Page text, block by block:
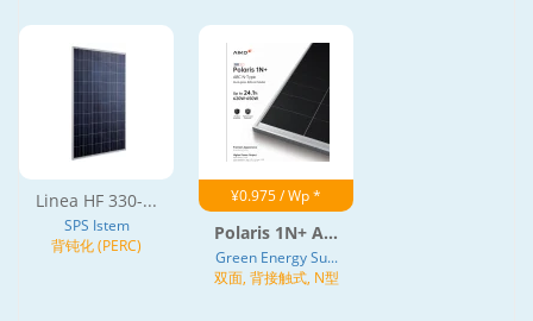
Linea HF 330-...
SPS Istem
背钝化 (PERC)
¥0.975 / Wp *
Polaris 1N+ A...
Green Energy Su...
双面, 背接触式, N型